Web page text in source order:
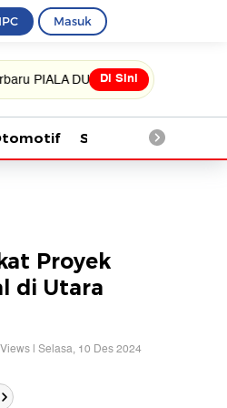
Masuk
DUNIA 2026 Di Sini
Saintek
Proyek
di Utara
| Selasa, 10 Des 2024